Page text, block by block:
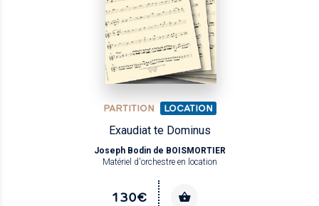
PARTITION LOCATION
Exaudiat te Dominus
Joseph Bodin de BOISMORTIER
Matériel d'orchestre en location
130€